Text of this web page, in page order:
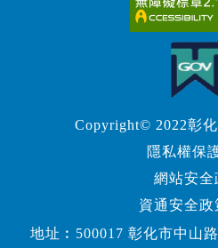
Copyright© 2022彰
隱私權保
網站安全
資通安全政
地址︰500017 彰化市中山